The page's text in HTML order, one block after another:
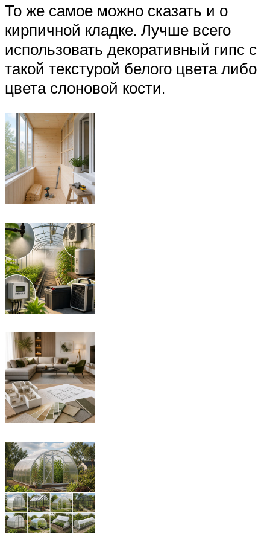
То же самое можно сказать и о
кирпичной кладке. Лучше всего
использовать декоративный гипс с
такой текстурой белого цвета либо
цвета слоновой кости.